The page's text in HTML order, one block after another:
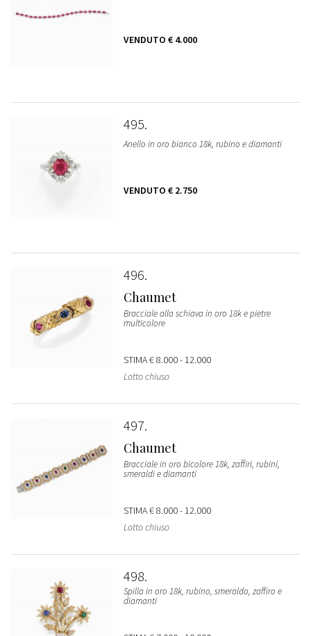
VENDUTO € 4.000
495
Anello in oro bianco 18k, rubino e diamanti
VENDUTO € 2.750
496
Chaumet
Bracciale alla schiava in oro 18k e pietre
multicolore
STIMA€ 8.000 - 12.000
Lotto chiuso
497
Chaumet
Bracciale in oro bicolore 18k, zaffiri, rubini,
smeraldi e diamanti
STIMA€ 8.000 - 12.000
Lotto chiuso
498
Spilla in oro 18k, rubino, smeraldo, zaffiro e
diamanti